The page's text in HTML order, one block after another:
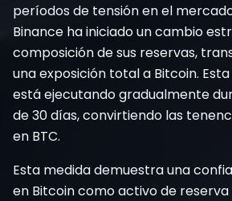
períodos de tensión en el
Binance ha iniciado un cambio
composición de sus reservas,
una exposición total a Bitcoin.
está ejecutando gradualmente
de 30 días, convirtiendo las
en BTC.
Esta medida demuestra una
en Bitcoin como activo de